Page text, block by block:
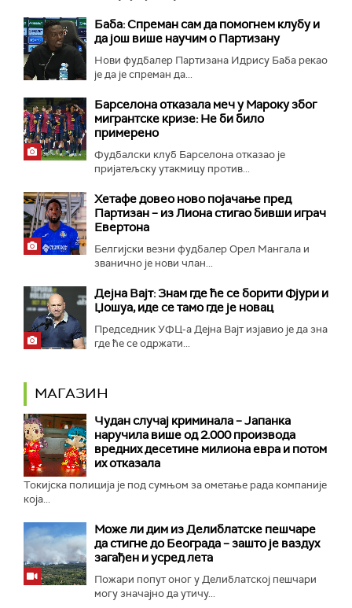
Баба: Спреман сам да помогнем клубу и
да још више научим о Партизану
Нови фудбалер Партизана Идрису Баба рекао
је да је спреман да...
Барселона отказала меч у Мароку због
мигрантске кризе: Не би било
примерено
Фудбалски клуб Барселона отказао је
пријатељску утакмицу против...
Хетафе довео ново појачање пред
Партизан – из Лиона стигао бивши играч
Евертона
Белгијски везни фудбалер Орел Мангала и
званично је нови члан...
Дејна Вајт: Знам где ће се борити Фјури и
Џошуа, иде се тамо где је новац
Председник УФЦ-а Дејна Вајт изјавио је да зна
где ће се одржати...
МАГАЗИН
Чудан случај криминала – Јапанка
наручила више од 2.000 производа
вредних десетине милиона евра и потом
их отказала
Токијска полиција је под сумњом за ометање рада компаније
која...
Може ли дим из Делиблатске пешчаре
да стигне до Београда – зашто је ваздух
загађен и усред лета
Пожари попут оног у Делиблатској пешчари
могу значајно да утичу...